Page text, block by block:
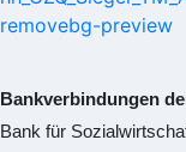
Bankverbindungen
Bank für